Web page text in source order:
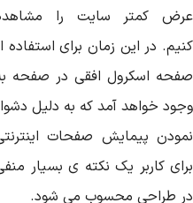
کمتر سایت را مشاهده
در این زمان برای استفاده از
اسکرول افقی در صفحه به
خواهد آمد که به دلیل دشوار
پیمایش صفحات اینترنتی
کاربر یک نکته ی بسیار منفی
طراحی محسوب می شود.